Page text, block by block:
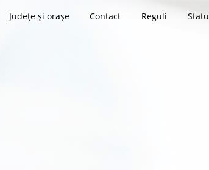
Județe și orașe Contact Reguli